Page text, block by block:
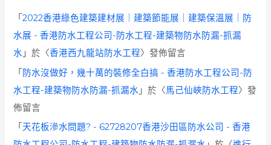
「2022香港綠色建築建材展｜建築節能展｜建築保溫展｜防
水展 - 香港防水工程公司-防水工程-建築物防水防漏-抓漏
水 」於〈香港西九龍站防水工程〉發佈留言
「 防水沒做好，幾十萬的裝修全白搞 - 香港防水工程公司-防
水工程-建築物防水防漏-抓漏水 」於〈馬己仙峽防水工程〉發
佈留言
「 天花板滲水問題? - 62728207香港沙田區防水公司 - 香港